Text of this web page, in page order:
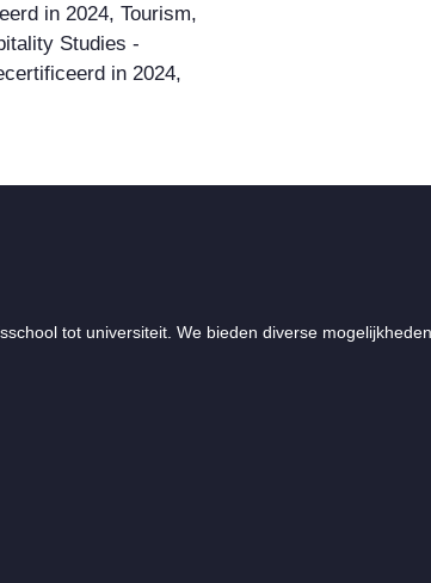
in 2024, Tourism,
Studies -
in 2024,
tot universiteit. We bieden diverse